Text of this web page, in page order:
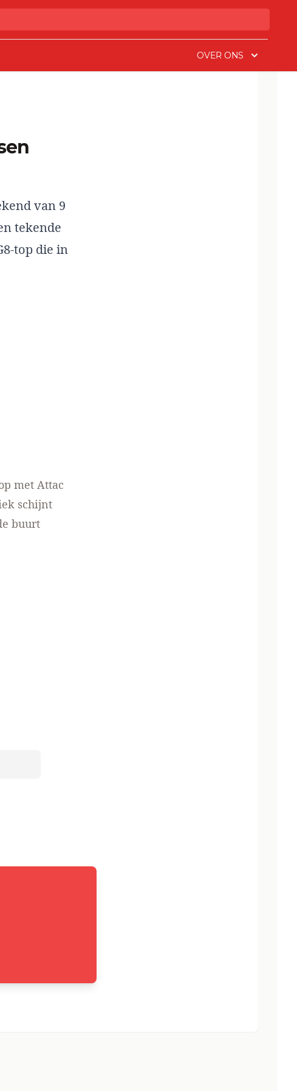
OVER ONS
van 9
tekende
top die in
met Attac
schijnt
buurt